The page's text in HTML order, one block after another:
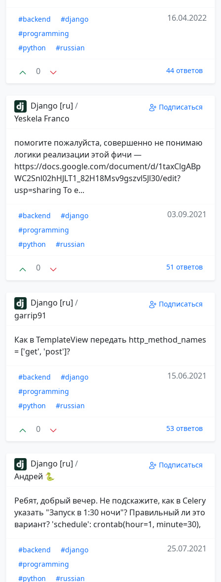
#backend
#django
#programming
#python
#russian
16.04.2022
0 44 ответов
Django [ru] /
Yeskela Franco
Подписаться
помогите пожалуйста, совершенно не понимаю
логики реализации этой фичи —
https://docs.google.com/document/d/1taxClgABp
WC2Snl02hHJLT1_82H18Msv9gszvl5Jl30/edit?
usp=sharing То е...
#backend
#django
#programming
#python
#russian
03.09.2021
0 51 ответов
Django [ru] /
garrip91
Подписаться
Как в TemplateView передать http_method_names
= ['get', 'post']?
#backend
#django
#programming
#python
#russian
15.06.2021
0 53 ответов
Django [ru] /
Андрей 🐍
Подписаться
Ребят, добрый вечер. Не подскажите, как в Celery
указать "Запуск в 1:30 ночи"? Правильный ли это
вариант? 'schedule': crontab(hour=1, minute=30),
#backend
#django
#programming
#python
#russian
25.07.2021